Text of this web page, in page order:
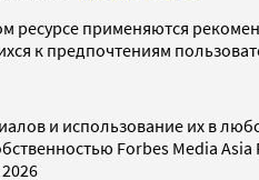
ресурсе применяются
к предпочтениям
и использование их в
Forbes Media
2026